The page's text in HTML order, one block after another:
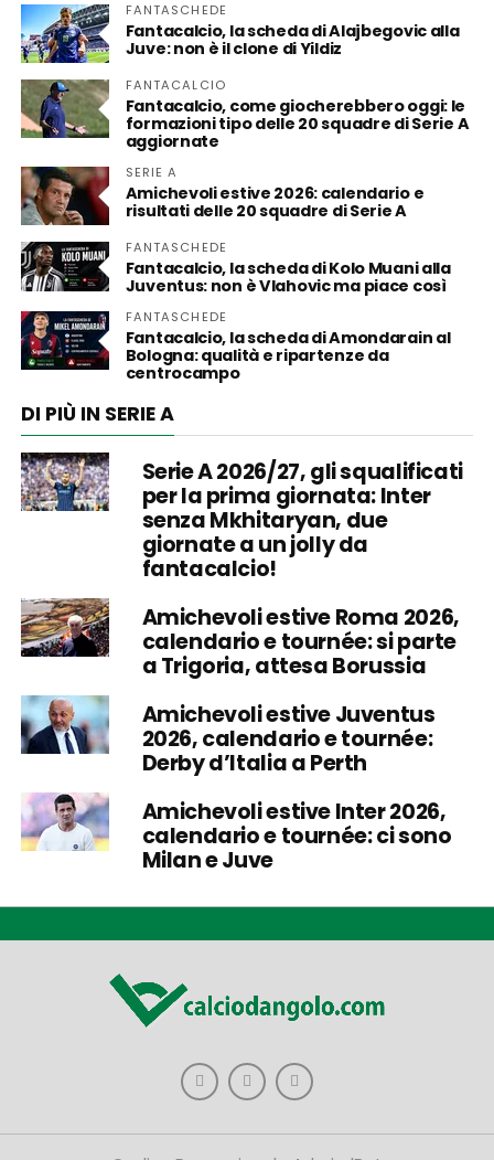
FANTASCHEDE
Fantacalcio, la scheda di Alajbegovic alla
Juve: non è il clone di Yildiz
FANTACALCIO
Fantacalcio, come giocherebbero oggi: le
formazioni tipo delle 20 squadre di Serie A
aggiornate
SERIE A
Amichevoli estive 2026: calendario e
risultati delle 20 squadre di Serie A
FANTASCHEDE
Fantacalcio, la scheda di Kolo Muani alla
Juventus: non è Vlahovic ma piace così
FANTASCHEDE
Fantacalcio, la scheda di Amondarain al
Bologna: qualità e ripartenze da
centrocampo
DI PIÙ IN SERIE A
Serie A 2026/27, gli squalificati
per la prima giornata: Inter
senza Mkhitaryan, due
giornate a un jolly da
fantacalcio!
Amichevoli estive Roma 2026,
calendario e tournée: si parte
a Trigoria, attesa Borussia
Amichevoli estive Juventus
2026, calendario e tournée:
Derby d’Italia a Perth
Amichevoli estive Inter 2026,
calendario e tournée: ci sono
Milan e Juve